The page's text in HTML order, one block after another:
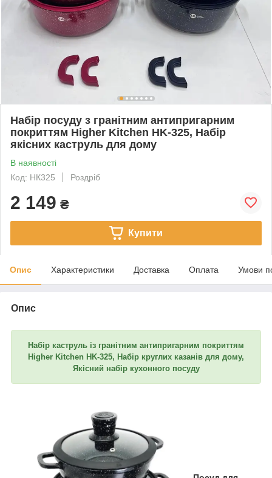
Набір посуду з гранітним антипригарним
покриттям Higher Kitchen HK-325, Набір
якісних каструль для дому
В наявності
Код: НК325
Роздріб
2 149 ₴
Купити
Опис Характеристики Доставка Оплата Умови
Опис
Набір каструль із гранітним антипригарним покриттям
Higher Kitchen HK-325, Набір круглих казанів для дому,
Якісний набір кухонного посуду